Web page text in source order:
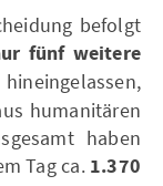
befolgt
fünf weitere
humanitären
haben
Tag ca. 1.370